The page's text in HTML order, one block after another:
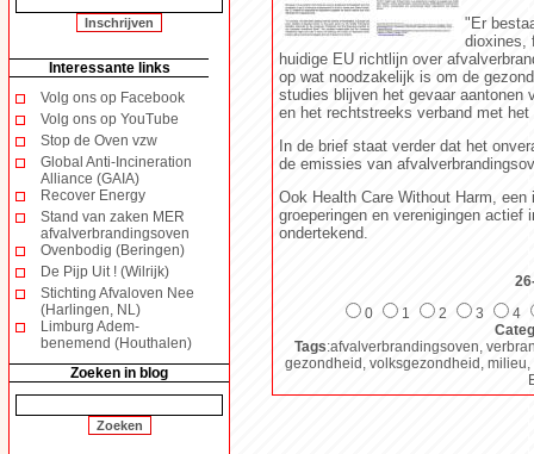
Interessante links
Volg ons op Facebook
Volg ons op YouTube
Stop de Oven vzw
Global Anti-Incineration
Alliance (GAIA)
Recover Energy
Stand van zaken MER
afvalverbrandingsoven
Ovenbodig (Beringen)
De Pijp Uit ! (Wilrijk)
Stichting Afvaloven Nee
(Harlingen, NL)
Limburg Adem-
benemend (Houthalen)
Zoeken in blog
"Er
dioxines,
huidige EU richtlijn over
op wat noodzakelijk is om de
studies blijven het gevaar aantonen
en het rechtstreeks verband met
In de brief staat verder dat het
de emissies van
Ook Health Care Without Harm,
groeperingen en verenigingen actief
ondertekend.
0
1 2 3
4
Tags:afvalverbrandingsoven,
gezondheid, volksgezondheid,